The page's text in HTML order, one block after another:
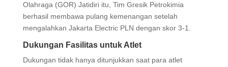
Olahraga (GOR) Jatidiri itu, Tim Gresik Petrokimia
berhasil membawa pulang kemenangan setelah
mengalahkan Jakarta Electric PLN dengan skor 3-1.
Dukungan Fasilitas untuk Atlet
Dukungan tidak hanya ditunjukkan saat para atlet